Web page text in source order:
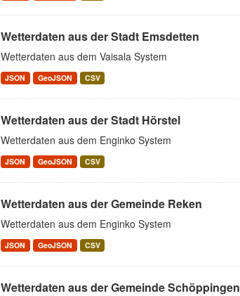
Wetterdaten aus der Stadt Emsdetten
Wetterdaten aus dem Vaisala System
JSON GeoJSON CSV
Wetterdaten aus der Stadt Hörstel
Wetterdaten aus dem Enginko System
JSON GeoJSON CSV
Wetterdaten aus der Gemeinde Reken
Wetterdaten aus dem Enginko System
JSON GeoJSON CSV
Wetterdaten aus der Gemeinde Schöppingen